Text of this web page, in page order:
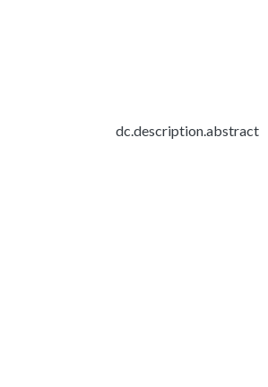
dc.description.abstract